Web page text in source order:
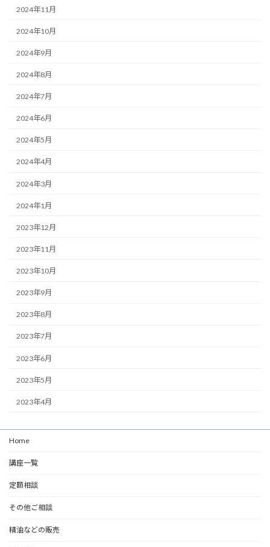
2024年11月
2024年10月
2024年9月
2024年8月
2024年7月
2024年6月
2024年5月
2024年4月
2024年3月
2024年1月
2023年12月
2023年11月
2023年10月
2023年9月
2023年8月
2023年7月
2023年6月
2023年5月
2023年4月
Home
講座一覧
定額相談
その他ご相談
精油などの販売